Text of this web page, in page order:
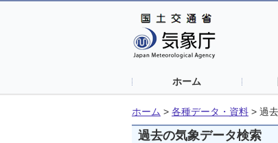
ホーム
ホーム > 各種データ・資料 > 過
過去の気象データ検索